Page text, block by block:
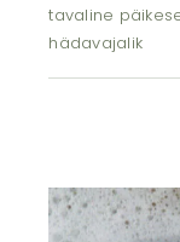
tavaline
hädavajalik